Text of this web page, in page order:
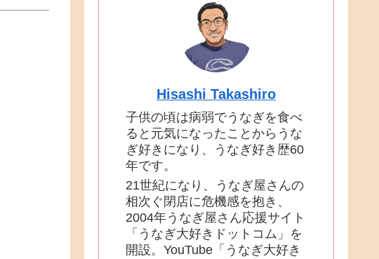
Hisashi Takashiro
子供の頃は病弱でうなぎを食べ
ると元気になったことからうな
ぎ好きになり、うなぎ好き歴60
年です。
21世紀になり、うなぎ屋さんの
相次ぐ閉店に危機感を抱き、
2004年うなぎ屋さん応援サイト
「うなぎ大好きドットコム」を
開設。YouTube「うなぎ大好き